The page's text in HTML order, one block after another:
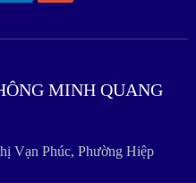
MINH QUANG
Vạn Phúc, Phường Hiệp